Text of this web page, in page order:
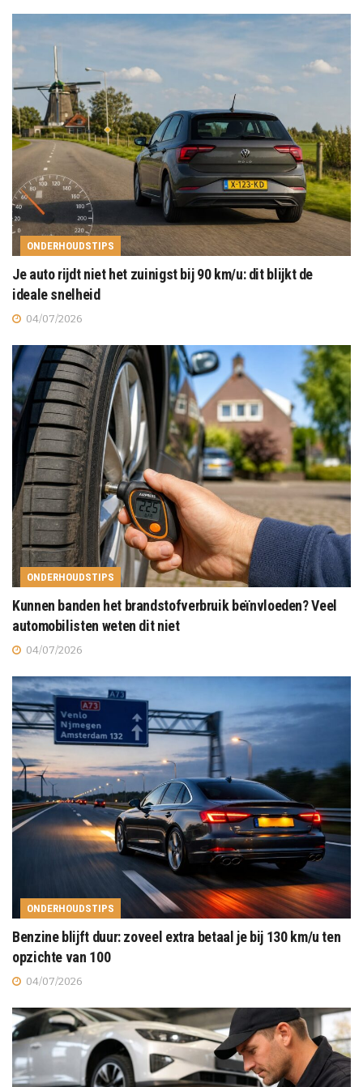
ONDERHOUDSTIPS
Je auto rijdt niet het zuinigst bij 90 km/u: dit blijkt de
ideale snelheid
04/07/2026
ONDERHOUDSTIPS
Kunnen banden het brandstofverbruik beïnvloeden? Veel
automobilisten weten dit niet
04/07/2026
ONDERHOUDSTIPS
Benzine blijft duur: zoveel extra betaal je bij 130 km/u ten
opzichte van 100
04/07/2026